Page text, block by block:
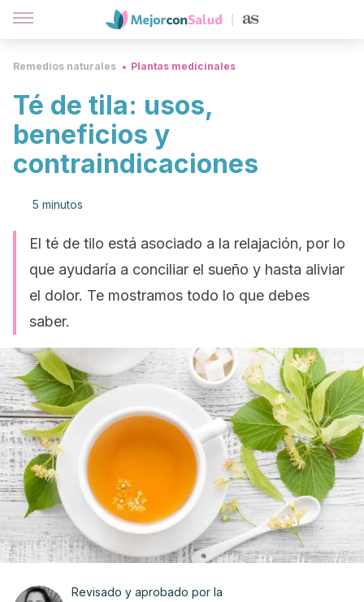
Remedios naturales Plantas medicinales
Té de tila: usos,
beneficios y
contraindicaciones
5 minutos
El té de tilo está asociado a la relajación, por lo
que ayudaría a conciliar el sueño y hasta aliviar
el dolor. Te mostramos todo lo que debes
saber.
Revisado y aprobado por la